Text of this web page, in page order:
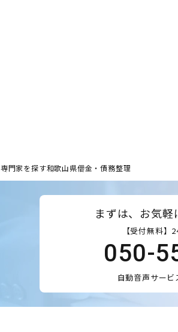
専門家を探す和歌山県借金・債務整理
まずは、お気
【受付無料】
050-
自動音声サー